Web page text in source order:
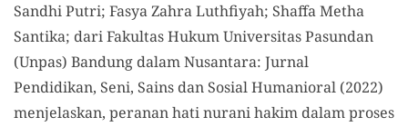
Sandhi Putri; Fasya Zahra Luthfiyah; Shaffa Metha
Santika; dari Fakultas Hukum Universitas Pasundan
(Unpas) Bandung dalam Nusantara: Jurnal
Pendidikan, Seni, Sains dan Sosial Humanioral (2022)
menjelaskan, peranan hati nurani hakim dalam proses